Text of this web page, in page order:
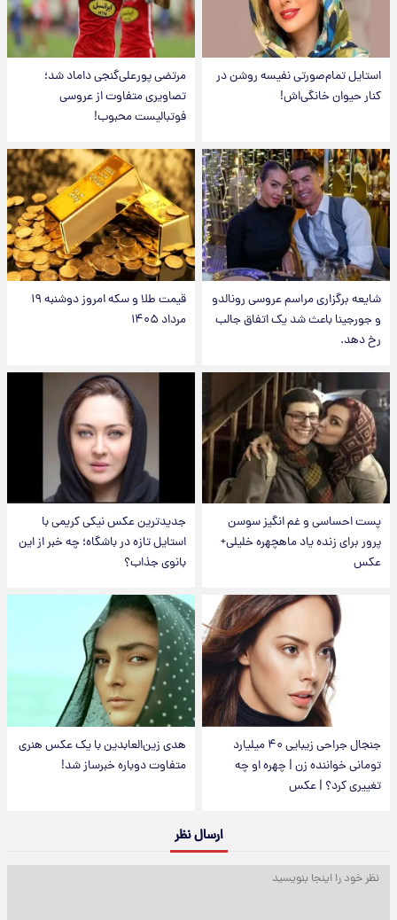
استایل تمام‌صورتی نفیسه روشن در
کنار حیوان خانگی‌اش!
مرتضی پورعلی‌گنجی داماد شد؛
تصاویری متفاوت از عروسی
فوتبالیست محبوب!
شایعه برگزاری مراسم عروسی رونالدو
و جورجینا باعث شد یک اتفاق جالب
رخ دهد.
قیمت طلا و سکه امروز دوشنبه ۱۹
مرداد ۱۴۰۵
پست احساسی و غم انگیز سوسن
پرور برای زنده یاد ماهچهره خلیلی+
عکس
جدیدترین عکس نیکی کریمی با
استایل تازه در باشگاه؛ چه خبر از این
بانوی جذاب؟
جنجال جراحی زیبایی ۴۰ میلیارد
تومانی خواننده زن | چهره او چه
تغییری کرد؟ | عکس
هدی زین‌العابدین با یک عکس هنری
متفاوت دوباره خبرساز شد!
ارسال نظر